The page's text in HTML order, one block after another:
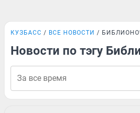
КУЗБАСС ВСЕ НОВОСТИ
Новости по тэгу